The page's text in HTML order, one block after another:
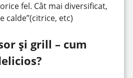
fel. Cât mai diversificat,
calde”(citrice, etc)
și grill – cum